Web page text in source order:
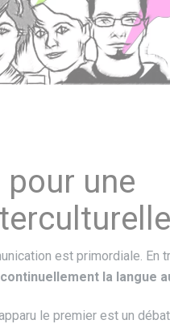
une
est primordiale. En
la langue
le premier est un